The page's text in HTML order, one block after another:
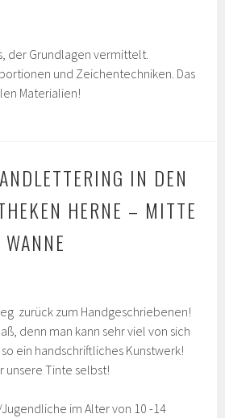
der Grundlagen vermittelt.
und Zeichentechniken. Das
Materialien!
IN DEN
HERNE – MITTE
zurück zum Handgeschriebenen!
denn man kann sehr viel von sich
ein handschriftliches Kunstwerk!
unsere Tinte selbst!
im Alter von 10 -14